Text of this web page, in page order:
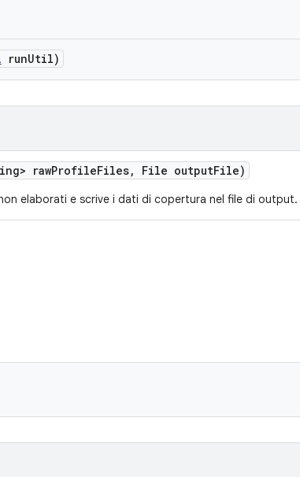
runUtil)
rawProfileFiles, File outputFile)
elaborati e scrive i dati di copertura nel file di output.